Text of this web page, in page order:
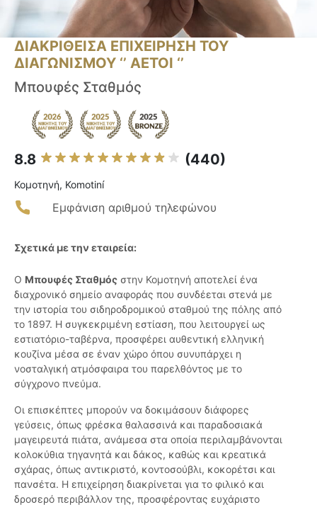
ΔΙΑΚΡΙΘΕΙΣΑ ΕΠΙΧΕΙΡΗΣΗ ΤΟΥ
ΔΙΑΓΩΝΙΣΜΟΥ ‘’ ΑΕΤΟΙ ‘’
Μπουφές Σταθμός
8.8 (440)
Κομοτηνή, Komotiní
Εμφάνιση αριθμού τηλεφώνου
Σχετικά με την εταιρεία:
Ο Μπουφές Σταθμός στην Κομοτηνή αποτελεί ένα
διαχρονικό σημείο αναφοράς που συνδέεται στενά με
την ιστορία του σιδηροδρομικού σταθμού της πόλης από
το 1897. Η συγκεκριμένη εστίαση, που λειτουργεί ως
εστιατόριο-ταβέρνα, προσφέρει αυθεντική ελληνική
κουζίνα μέσα σε έναν χώρο όπου συνυπάρχει η
νοσταλγική ατμόσφαιρα του παρελθόντος με το
σύγχρονο πνεύμα.
Οι επισκέπτες μπορούν να δοκιμάσουν διάφορες
γεύσεις, όπως φρέσκα θαλασσινά και παραδοσιακά
μαγειρευτά πιάτα, ανάμεσα στα οποία περιλαμβάνονται
κολοκύθια τηγανητά και δάκος, καθώς και κρεατικά
σχάρας, όπως αντικριστό, κοντοσούβλι, κοκορέτσι και
πανσέτα. Η επιχείρηση διακρίνεται για το φιλικό και
δροσερό περιβάλλον της, προσφέροντας ευχάριστο